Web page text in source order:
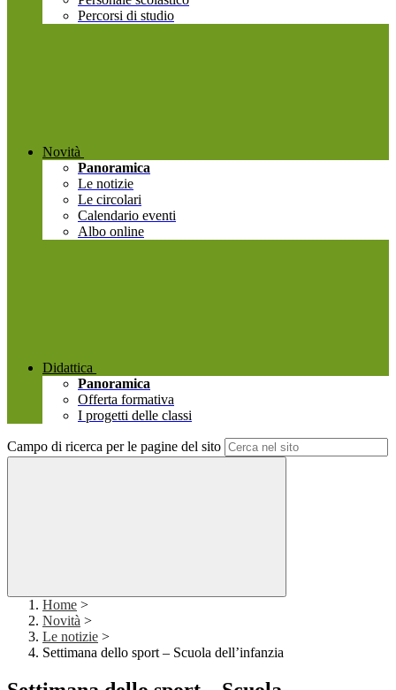
Percorsi di studio
Novità
Panoramica
Le notizie
Le circolari
Calendario eventi
Albo online
Didattica
Panoramica
Offerta formativa
I progetti delle classi
Campo di ricerca per le pagine del sito
Home >
Novità >
Le notizie >
Settimana dello sport – Scuola dell’infanzia